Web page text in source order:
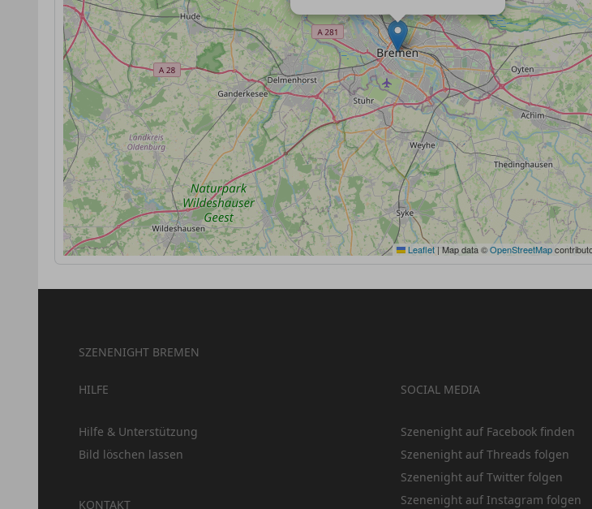
Leaflet | Map data ©OpenStreetMap
SZENENIGHT BREMEN
HILFE
Hilfe & Unterstützung
Bild löschen lassen
KONTAKT
SOCIAL MEDIA
Szenenight auf Facebook finden
Szenenight auf Threads folgen
Szenenight auf Twitter folgen
Szenenight auf Instagram folgen